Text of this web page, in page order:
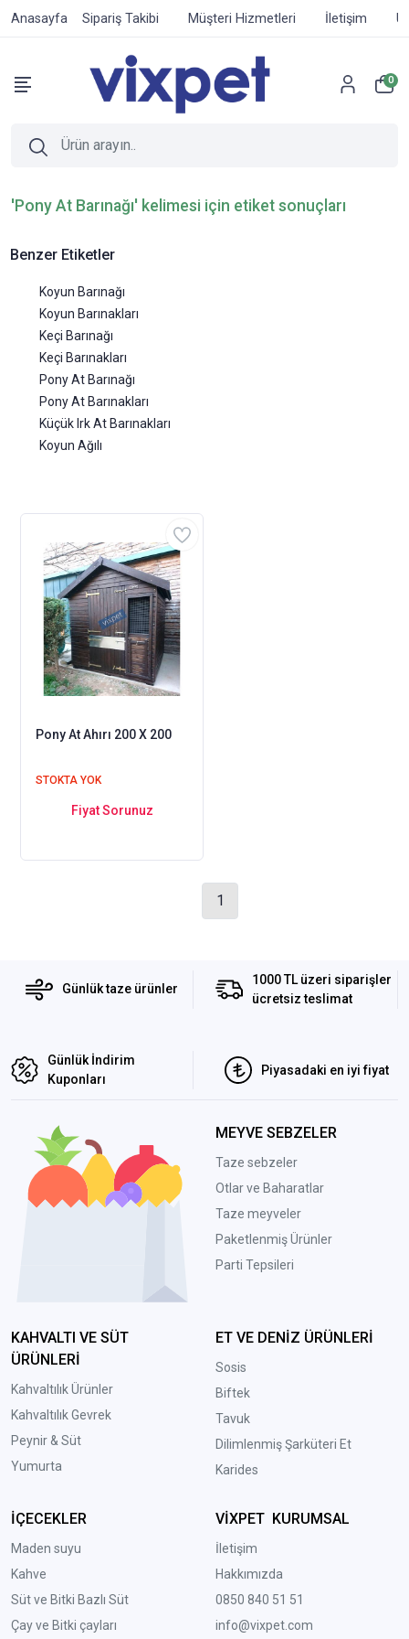
Anasayfa Sipariş Takibi Müşteri Hizmetleri İletişim
0
'Pony At Barınağı' kelimesi için etiket sonuçları
Benzer Etiketler
Koyun Barınağı
Koyun Barınakları
Keçi Barınağı
Keçi Barınakları
Pony At Barınağı
Pony At Barınakları
Küçük Irk At Barınakları
Koyun Ağılı
Pony At Ahırı 200 X 200
STOKTA YOK
Fiyat Sorunuz
1
Günlük taze ürünler
1000 TL üzeri siparişler
ücretsiz teslimat
Günlük İndirim
Kuponları
Piyasadaki en iyi fiyat
MEYVE SEBZELER
Taze sebzeler
Otlar ve Baharatlar
Taze meyveler
Paketlenmiş Ürünler
Parti Tepsileri
KAHVALTI VE SÜT
ÜRÜNLERİ
Kahvaltılık Ürünler
Kahvaltılık Gevrek
Peynir & Süt
Yumurta
ET VE DENİZ ÜRÜNLERİ
Sosis
Biftek
Tavuk
Dilimlenmiş Şarküteri Et
Karides
İÇECEKLER
Maden suyu
Kahve
Süt ve Bitki Bazlı Süt
Çay ve Bitki çayları
VİXPET KURUMSAL
İletişim
Hakkımızda
0850 840 51 51
info@vixpet.com